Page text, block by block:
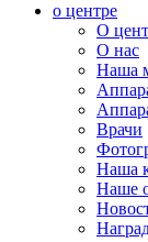
о центре
О
О нас
Наша
Врачи
Наша
Наше